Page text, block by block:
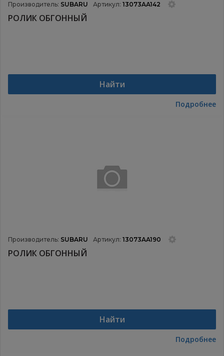
Производитель: SUBARU Артикул: 13073AA142
РОЛИК ОБГОННЫЙ
Найти
Подробнее
Производитель: SUBARU Артикул: 13073AA190
РОЛИК ОБГОННЫЙ
Найти
Подробнее